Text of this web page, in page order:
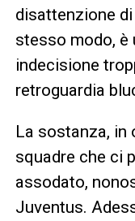
disattenzione
stesso modo, è
indecisione
retroguardia
La sostanza, in
squadre che ci
assodato,
Juventus.